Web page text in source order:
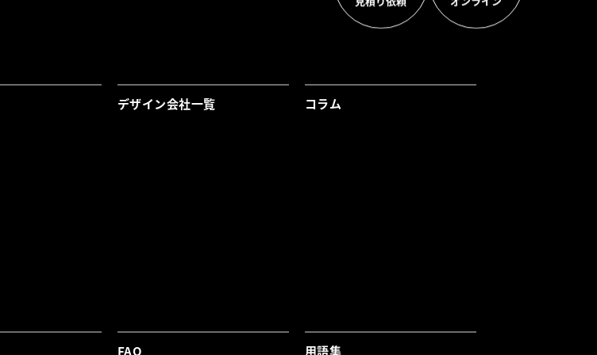
デザイン会社一覧 コラム
FAQ 用語集